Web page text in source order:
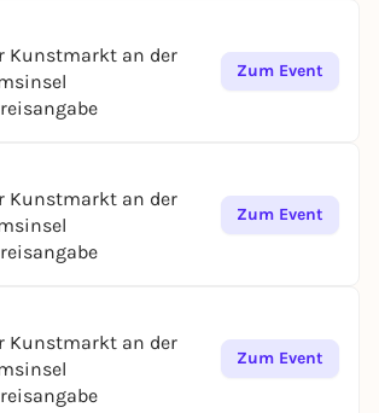
Kunstmarkt an der
Zum Event
Kunstmarkt an der
Zum Event
Kunstmarkt an der
Zum Event